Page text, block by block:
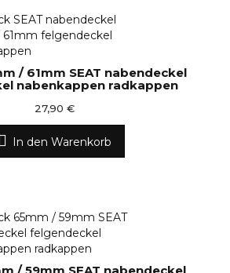
/ 61mm SEAT nabendeckel
nabenkappen radkappen
27,90 €
In den Warenkorb